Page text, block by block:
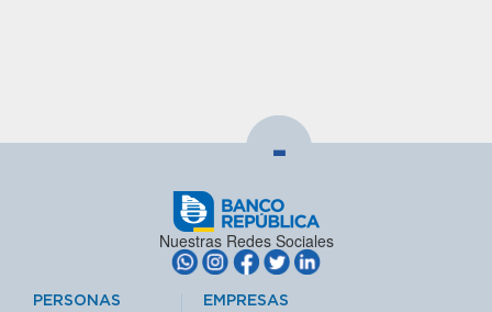
-
Nuestras Redes Sociales
PERSONAS EMPRESAS